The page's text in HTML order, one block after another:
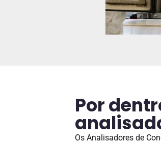
Por
Os Analisadores de